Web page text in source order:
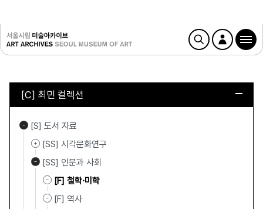
[C] 최민 컬렉션
[S] 도서 자료
[SS] 시각문화연구
[SS] 인문과 사회
[F] 철학·미학
[F] 역사